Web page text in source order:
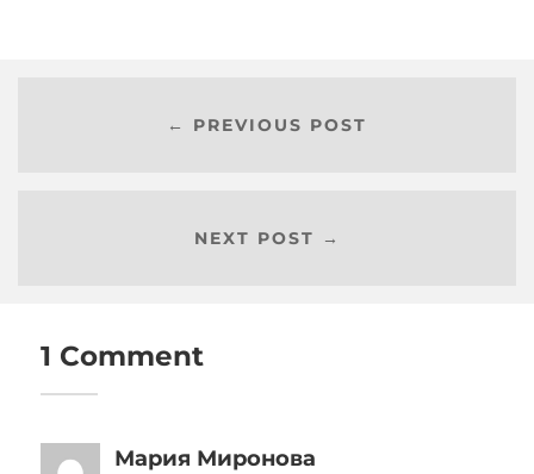
← PREVIOUS POST
NEXT POST →
1 Comment
Мария Миронова